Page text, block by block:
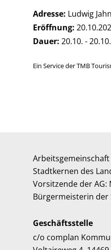
Adresse: Ludwig
Eröffnung:
Dauer: 20.10. -
Ein Service der TMB
Stadtkernen des
Vorsitzende der AG:
Bürgermeisterin der
Geschäftsstelle
c/o complan